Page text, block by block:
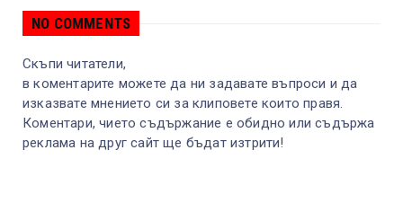
NO COMMENTS
Скъпи читатели,
в коментарите можете да ни задавате въпроси и да
изказвате мнението си за клиповете които правя.
Коментари, чието съдържание е обидно или съдържа
реклама на друг сайт ще бъдат изтрити!